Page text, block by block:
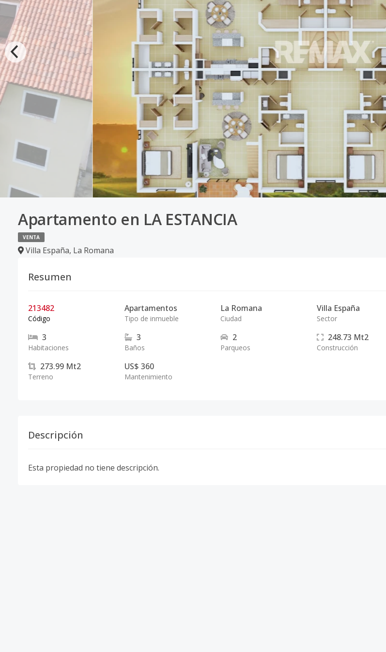
Apartamento en LA ESTANCIA
VENTA
Villa España, La Romana
Resumen
213482
Código
Apartamentos
Tipo de inmueble
La Romana
Ciudad
Villa España
Sector
3
Habitaciones
3
Baños
2
Parqueos
248.73 Mt2
Construcción
273.99 Mt2
Terreno
US$ 360
Mantenimiento
Descripción
Esta propiedad no tiene descripción.